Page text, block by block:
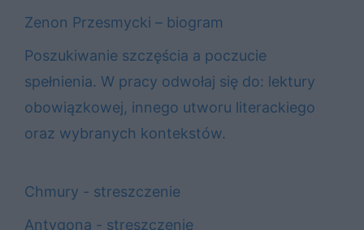
Zenon Przesmycki – biogram
Poszukiwanie szczęścia a poczucie
spełnienia. W pracy odwołaj się do: lektury
obowiązkowej, innego utworu literackiego
oraz wybranych kontekstów.
Chmury - streszczenie
Antygona - streszczenie